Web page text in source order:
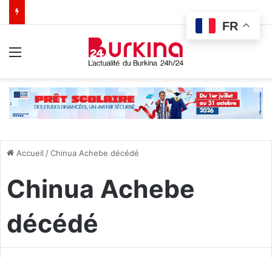
Accueil /Chinua Achebe décédé
Chinua Achebe
décédé
FR